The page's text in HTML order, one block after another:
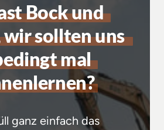
Bock
und
wir sollten
uns
mal
Dann füll ganz einfach das